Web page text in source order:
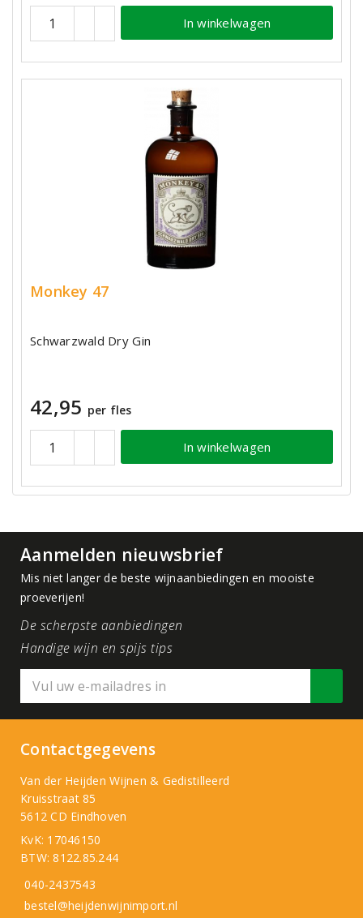
In winkelwagen
Monkey 47
Schwarzwald Dry Gin
42,95 per fles
In winkelwagen
Aanmelden nieuwsbrief
Mis niet langer de beste wijnaanbiedingen en mooiste
proeverijen!
De scherpste aanbiedingen
Handige wijn en spijs tips
Contactgegevens
Van der Heijden Wijnen & Gedistilleerd
Kruisstraat 85
5612 CD Eindhoven
KvK: 17046150
BTW: 8122.85.244
040-2437543
bestel@heijdenwijnimport.nl